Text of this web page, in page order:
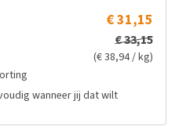
€ 31,15
€ 33,15
(€ 38,94 / kg)
wanneer jij dat wilt